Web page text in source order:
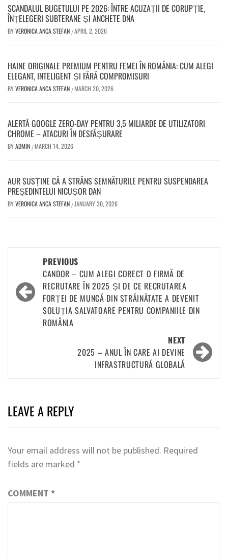
SCANDALUL BUGETULUI PE 2026: ÎNTRE ACUZAȚII DE CORUPȚIE,
ÎNȚELEGERI SUBTERANE ȘI ANCHETE DNA
BYVERONICA ANCA STEFAN /APRIL 2, 2026
HAINE ORIGINALE PREMIUM PENTRU FEMEI ÎN ROMÂNIA: CUM ALEGI
ELEGANT, INTELIGENT ȘI FĂRĂ COMPROMISURI
BYVERONICA ANCA STEFAN /MARCH 20, 2026
ALERTĂ GOOGLE ZERO-DAY PENTRU 3,5 MILIARDE DE UTILIZATORI
CHROME – ATACURI ÎN DESFĂȘURARE
BYADMIN /MARCH 14, 2026
AUR SUSȚINE CĂ A STRÂNS SEMNĂTURILE PENTRU SUSPENDAREA
PREȘEDINTELUI NICUȘOR DAN
BYVERONICA ANCA STEFAN / JANUARY 30, 2026
PREVIOUS
CANDOR – CUM ALEGI CORECT O FIRMĂ DE
RECRUTARE ÎN 2025 ȘI DE CE RECRUTAREA
FORȚEI DE MUNCĂ DIN STRĂINĂTATE A DEVENIT
SOLUȚIA SALVATOARE PENTRU COMPANIILE DIN
ROMÂNIA
NEXT
2025 – ANUL ÎN CARE AI DEVINE
INFRASTRUCTURĂ GLOBALĂ
LEAVE A REPLY
Your email address will not be published. Required
fields are marked *
COMMENT *